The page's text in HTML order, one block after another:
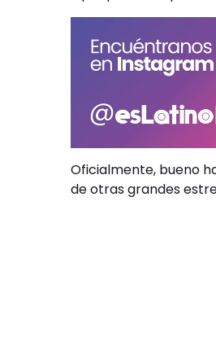
Oficialmente, bueno
de otras grandes